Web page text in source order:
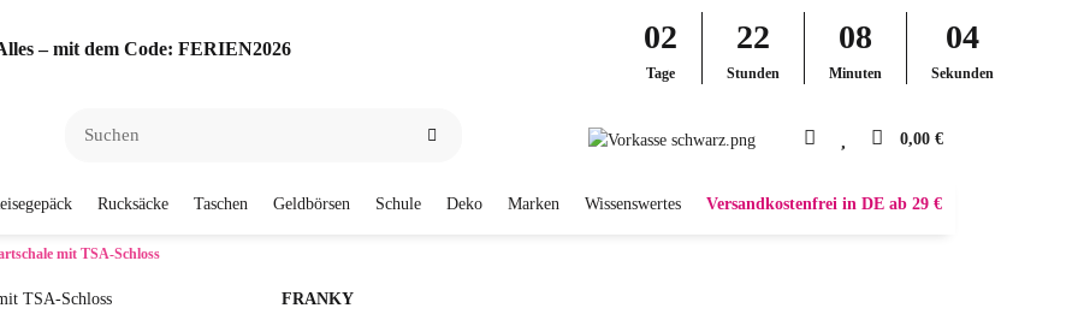
– mit dem Code: FERIEN2026 02
Tage
22
Stunden
08
Minuten
03
Sekunden
0,00 €
Rucksäcke Taschen Geldbörsen Schule Deko Marken Wissenswertes Versandkostenfrei in DE ab 29 €
mit TSA-Schloss
FRANKY